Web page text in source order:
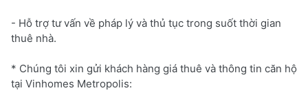
- Hỗ trợ tư vấn về pháp lý và thủ tục trong suốt thời gian
thuê nhà.
* Chúng tôi xin gửi khách hàng giá thuê và thông tin căn hộ
tại Vinhomes Metropolis: